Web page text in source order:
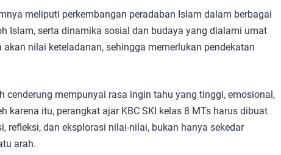
meliputi perkembangan peradaban Islam dalam berbagai
Islam, serta dinamika sosial dan budaya yang dialami umat
nilai keteladanan, sehingga memerlukan pendekatan
cenderung mempunyai rasa ingin tahu yang tinggi, emosional,
karena itu, perangkat ajar KBC SKI kelas 8 MTs harus dibuat
refleksi, dan eksplorasi nilai-nilai, bukan hanya sekedar
arah.